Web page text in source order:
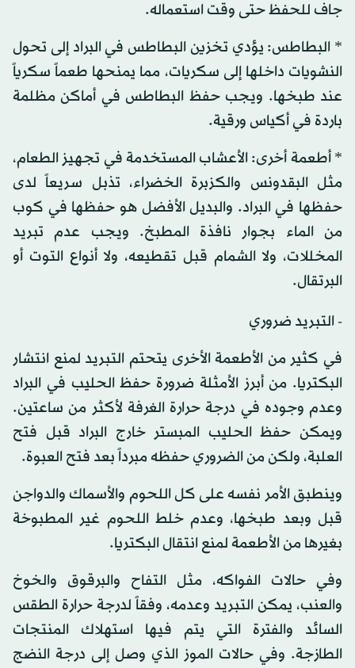
جاف للحفظ حتى وقت استعماله.
* البطاطس: يؤدي تخزين البطاطس في البراد إلى تحول
النشويات داخلها إلى سكريات، مما يمنحها طعماً سكرياً
عند طبخها. ويجب حفظ البطاطس في أماكن مظلمة
باردة في أكياس ورقية.
* أطعمة أخرى: الأعشاب المستخدمة في تجهيز الطعام،
مثل البقدونس والكزبرة الخضراء، تذبل سريعاً لدى
حفظها في البراد. والبديل الأفضل هو حفظها في كوب
من الماء بجوار نافذة المطبخ. ويجب عدم تبريد
المخللات، ولا الشمام قبل تقطيعه، ولا أنواع التوت أو
البرتقال.
- التبريد ضروري
في كثير من الأطعمة الأخرى يتحتم التبريد لمنع انتشار
البكتريا. من أبرز الأمثلة ضرورة حفظ الحليب في البراد
وعدم وجوده في درجة حرارة الغرفة لأكثر من ساعتين.
ويمكن حفظ الحليب المبستر خارج البراد قبل فتح
العلبة، ولكن من الضروري حفظه مبرداً بعد فتح العبوة.
وينطبق الأمر نفسه على كل اللحوم والأسماك والدواجن
قبل وبعد طبخها، وعدم خلط اللحوم غير المطبوخة
بغيرها من الأطعمة لمنع انتقال البكتريا.
وفي حالات الفواكه، مثل التفاح والبرقوق والخوخ
والعنب، يمكن التبريد وعدمه، وفقاً لدرجة حرارة الطقس
السائد والفترة التي يتم فيها استهلاك المنتجات
الطازجة. وفي حالات الموز الذي وصل إلى درجة النضج